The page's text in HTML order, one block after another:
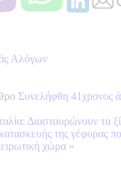
Αλόγων
Συνελήφθη 41χρονος
Διασταυρώνουν τα
κατασκευής της γέφυρας
χώρα »